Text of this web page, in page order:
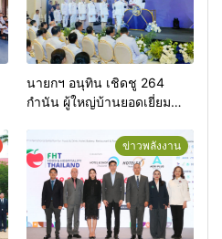
นายกฯ อนุทิน เชิดชู 264
กำนัน ผู้ใหญ่บ้านยอดเยี่ยม
เกียรติยศแห่งการเสียสละ”
ข่าวพลังงาน